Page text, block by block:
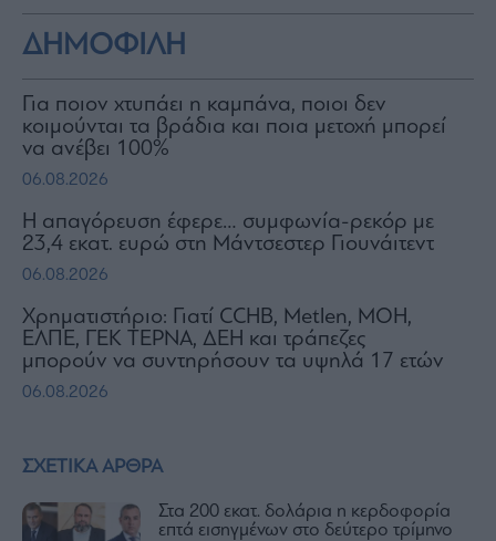
ΣΧΕΤΙΚΑ ΑΡΘΡΑ
Στα 200 εκατ. δολάρια η κερδοφορία
επτά εισηγμένων στο δεύτερο τρίμηνο
ΔΗΜΟΦΙΛΗ
Για ποιον χτυπάει η καμπάνα, ποιοι δεν
κοιμούνται τα βράδια και ποια μετοχή μπορεί
να ανέβει 100%
06.08.2026
Η απαγόρευση έφερε… συμφωνία-ρεκόρ με
23,4 εκατ. ευρώ στη Μάντσεστερ Γιουνάιτεντ
06.08.2026
Χρηματιστήριο: Γιατί CCHB, Metlen, MOH,
ΕΛΠΕ, ΓΕΚ ΤΕΡΝΑ, ΔΕΗ και τράπεζες
μπορούν να συντηρήσουν τα υψηλά 17 ετών
06.08.2026